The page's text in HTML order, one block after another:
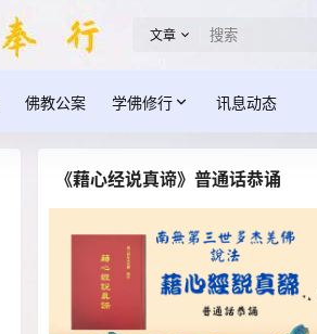
文章
佛教公案 学佛修行 讯息动态
《藉心经说真谛》普通话恭诵